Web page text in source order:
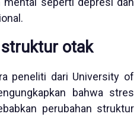
otak
peneliti dari University of
bahwa stres
perubahan struktur